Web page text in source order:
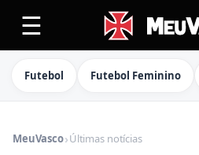
☰
Futebol Futebol Feminino
MeuVasco›Últimas notícias